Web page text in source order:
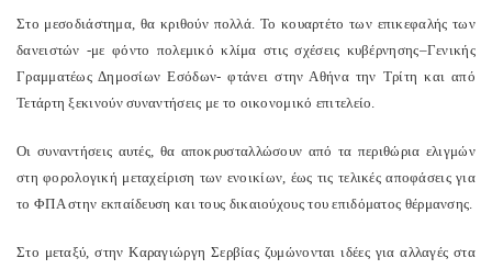
Στο μεσοδιάστημα, θα κριθούν πολλά. Το κουαρτέτο των επικεφαλής των
δανειστών -με φόντο πολεμικό κλίμα στις σχέσεις κυβέρνησης–Γενικής
Γραμματέως Δημοσίων Εσόδων- φτάνει στην Αθήνα την Τρίτη και από
Τετάρτη ξεκινούν συναντήσεις με το οικονομικό επιτελείο.
Οι συναντήσεις αυτές, θα αποκρυσταλλώσουν από τα περιθώρια ελιγμών
στη φορολογική μεταχείριση των ενοικίων, έως τις τελικές αποφάσεις για
το ΦΠΑ στην εκπαίδευση και τους δικαιούχους του επιδόματος θέρμανσης.
Στο μεταξύ, στην Καραγιώργη Σερβίας ζυμώνονται ιδέες για αλλαγές στα